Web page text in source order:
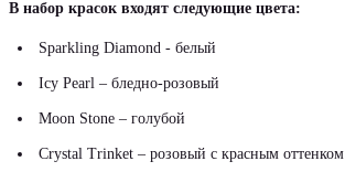
В набор красок входят следующие цвета:
Sparkling Diamond - белый
Icy Pearl – бледно-розовый
Moon Stone – голубой
Crystal Trinket – розовый с красным оттенком